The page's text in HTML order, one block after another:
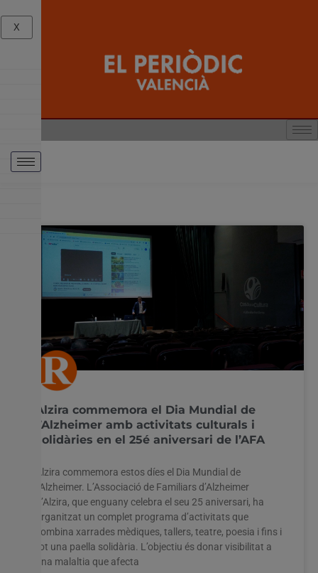
Alzira commemora el Dia Mundial de
l’Alzheimer amb activitats culturals i
solidàries en el 25é aniversari de l’AFA
Alzira commemora estos díes el Dia Mundial de
l’Alzheimer. L’Associació de Familiars d’Alzheimer
d’Alzira, que enguany celebra el seu 25 aniversari, ha
organitzat un complet programa d’activitats que
combina xarrades mèdiques, tallers, teatre, poesia i fins i
tot una paella solidària. L’objectiu és donar visibilitat a
una malaltia que afecta